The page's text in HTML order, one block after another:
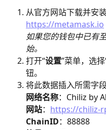
从官方网站下载并安
https://metamask.io
如果您的钱包中已有
始。
打开“设置”菜单，选择
钮。
将此数据插入所需字
​网络名称：Chiliz by
网站： https://chiliz-
ChainID：88888